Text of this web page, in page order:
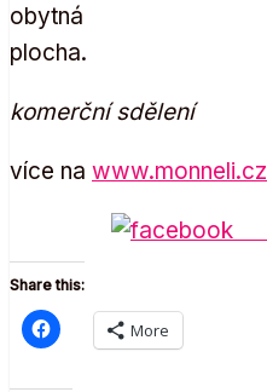
obytná
plocha.
komerční sdělení
více na www.monneli.cz
Share this:
More